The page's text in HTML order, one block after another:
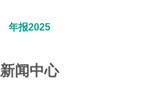
年报2025
新闻中心